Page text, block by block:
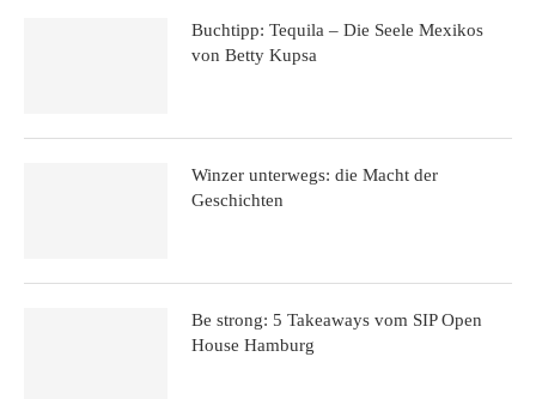
Buchtipp: Tequila – Die Seele Mexikos
von Betty Kupsa
Winzer unterwegs: die Macht der
Geschichten
Be strong: 5 Takeaways vom SIP Open
House Hamburg